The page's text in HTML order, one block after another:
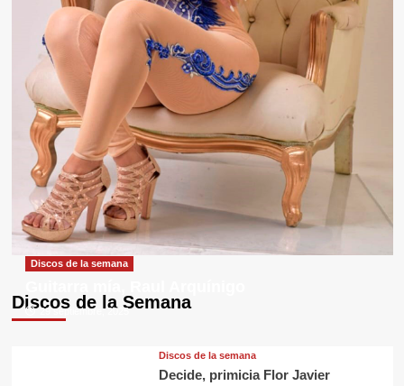
Discos de la Semana
Discos de la semana
29 septiembre, 2025
Discos de la semana
Decide, primicia Flor Javier